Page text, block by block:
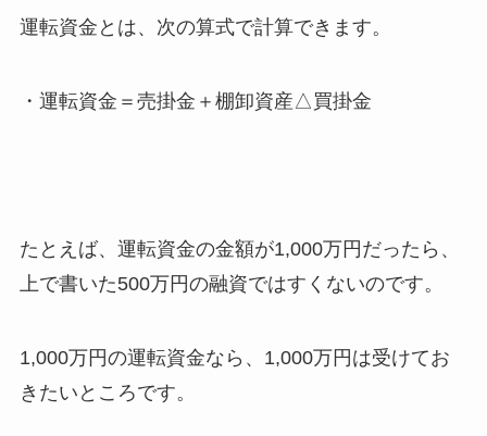
運転資金とは、次の算式で計算できます。
・運転資金＝売掛金＋棚卸資産△買掛金
たとえば、運転資金の金額が1,000万円だったら、
上で書いた500万円の融資ではすくないのです。
1,000万円の運転資金なら、1,000万円は受けてお
きたいところです。